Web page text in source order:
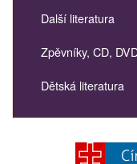
Další literatura
Zpěvníky, CD,
Dětská literatura